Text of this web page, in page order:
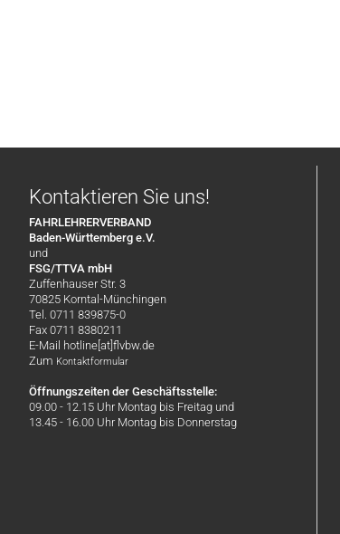
Kontaktieren Sie uns!
FAHRLEHRERVERBAND
Baden-Württemberg e.V.
und
FSG/TTVA mbH
Zuffenhauser Str. 3
70825 Korntal-Münchingen
Tel. 0711 839875-0
Fax 0711 8380211
E-Mail hotline[at]flvbw.de
Zum Kontaktformular
Öffnungszeiten der Geschäftsstelle:
09.00 - 12.15 Uhr Montag bis Freitag und
13.45 - 16.00 Uhr Montag bis Donnerstag